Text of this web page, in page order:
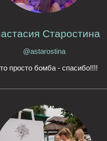
Старостина
@astarostina
просто бомба - спасибо!!!!